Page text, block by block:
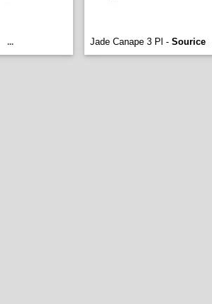
... Jade Canape 3 Pl - Sourice